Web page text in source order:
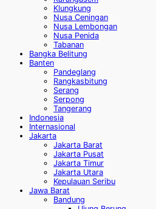
Klungkung
Nusa Ceningan
Nusa Lembongan
Nusa Penida
Tabanan
Bangka Belitung
Banten
Pandeglang
Rangkasbitung
Serang
Serpong
Tangerang
Indonesia
Internasional
Jakarta
Jakarta Barat
Jakarta Pusat
Jakarta Timur
Jakarta Utara
Kepulauan Seribu
Jawa Barat
Bandung